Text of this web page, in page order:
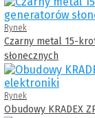
Rynek
Czarny metal 15-
słonecznych
Rynek
Obudowy KRADEX